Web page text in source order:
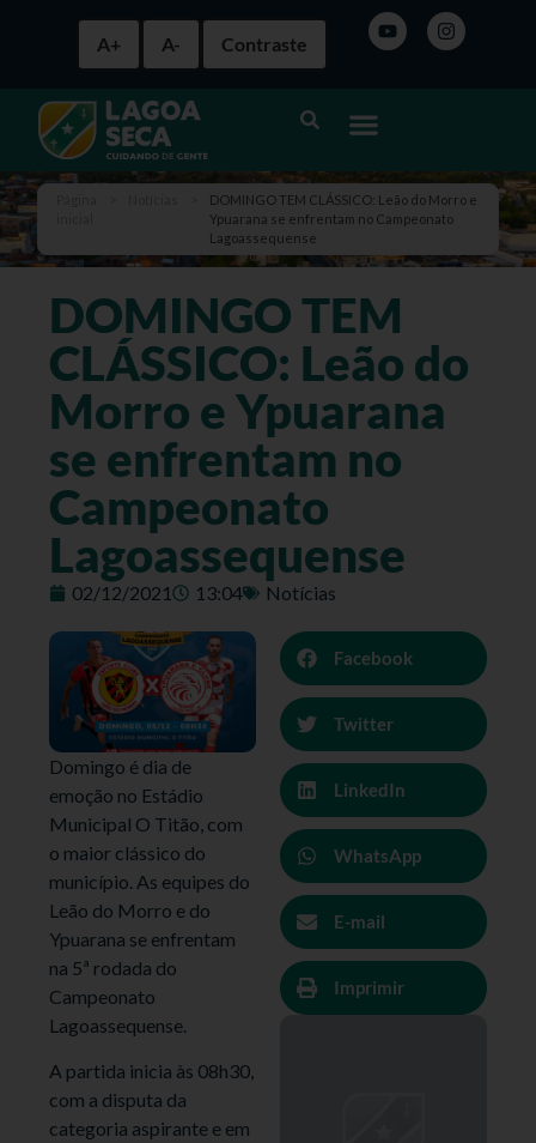
A+ A- Contraste
DOMINGO TEM CLÁSSICO: Leão do Morro e
Ypuarana se enfrentam no Campeonato
Lagoassequense
DOMINGO TEM
CLÁSSICO: Leão do
Morro e Ypuarana
se enfrentam no
Campeonato
Lagoassequense
02/12/2021 13:04 Notícias
Domingo é dia de
emoção no Estádio
Municipal O Titão, com
o maior clássico do
município. As equipes do
Leão do Morro e do
Ypuarana se enfrentam
na 5ª rodada do
Campeonato
Lagoassequense.
A partida inicia às 08h30,
com a disputa da
categoria aspirante e em
Facebook
Twitter
LinkedIn
WhatsApp
E-mail
Imprimir